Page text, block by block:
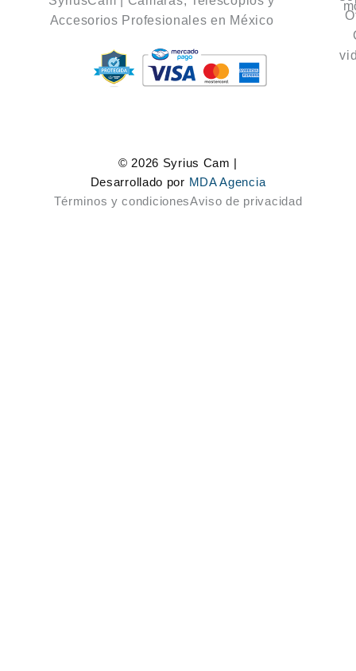
Accesorios Profesionales en México
© 2026 Syrius Cam |
Desarrollado por MDA Agencia
Términos y condicionesAviso de privacidad